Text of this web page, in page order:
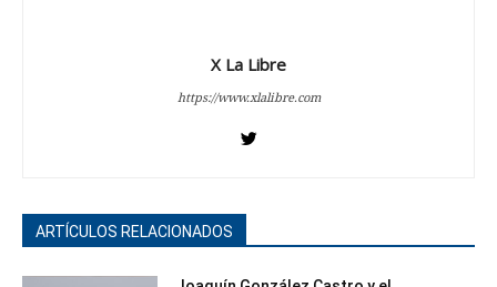
X La Libre
https://www.xlalibre.com
ARTÍCULOS RELACIONADOS